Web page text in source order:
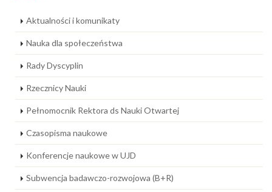
Aktualności i komunikaty
Nauka dla społeczeństwa
Rady Dyscyplin
Rzecznicy Nauki
Pełnomocnik Rektora ds Nauki Otwartej
Czasopisma naukowe
Konferencje naukowe w UJD
Subwencja badawczo-rozwojowa (B+R)